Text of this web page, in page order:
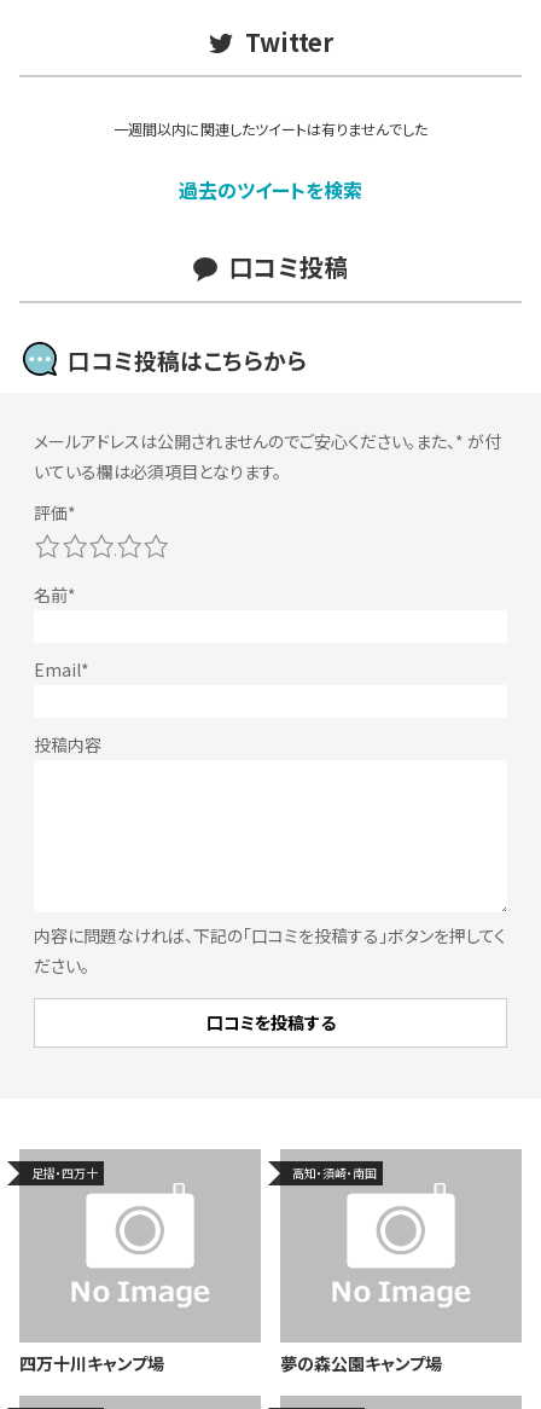
Twitter
一週間以内に関連したツイートは有りませんでした
過去のツイートを検索
口コミ投稿
口コミ投稿はこちらから
メールアドレスは公開されませんのでご安心ください。また、* が付
いている欄は必須項目となります。
内容に問題なければ、下記の「口コミを投稿する」ボタンを押してく
ださい。
5
4
3
2
足摺・四万十
四万十川キャンプ場
高知・須崎・南国
夢の森公園キャンプ場